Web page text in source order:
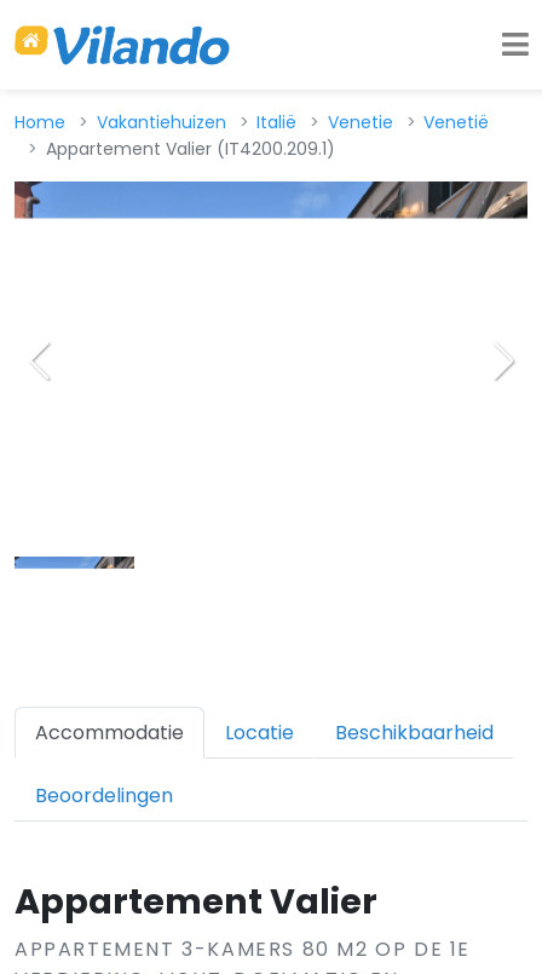
Home Vakantiehuizen Italië Venetie
Venetië
Appartement Valier (IT4200.209.1)
Accommodatie Locatie Beschikbaarheid
Beoordelingen
Appartement Valier
APPARTEMENT 3-KAMERS 80 M2 OP DE 1E